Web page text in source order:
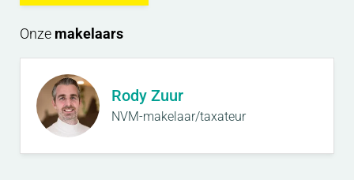
Onze makelaars
Rody Zuur
NVM-makelaar/taxateur